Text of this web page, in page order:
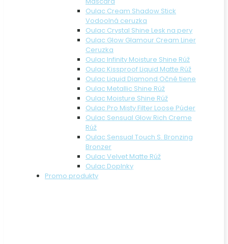
Oulac Cream Shadow Stick
Vodoolná ceruzka
Oulac Crystal Shine Lesk na pery
Oulac Glow Glamour Cream Liner
Ceruzka
Oulac Infinity Moisture Shine Rúž
Oulac Kissproof Liquid Matte Rúž
Oulac Liquid Diamond Očné tiene
Oulac Metallic Shine Rúž
Oulac Moisture Shine Rúž
Oulac Pro Misty Filter Loose Púder
Oulac Sensual Glow Rich Creme
Rúž
Oulac Sensual Touch S. Bronzing
Bronzer
Oulac Velvet Matte Rúž
Oulac Doplnky
Promo produkty